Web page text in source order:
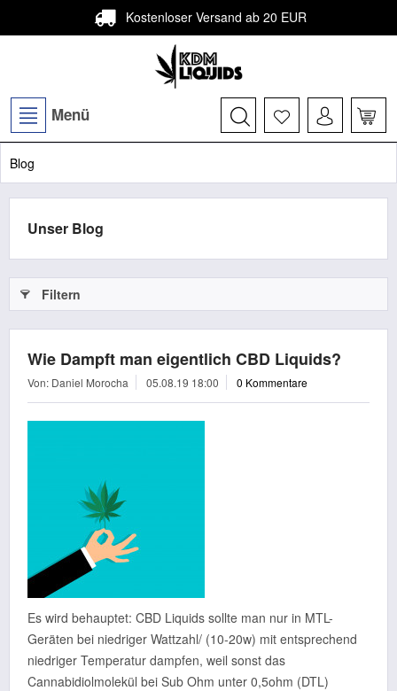
Kostenloser Versand ab 20 EUR
Menü
Blog
Unser Blog
Filtern
Wie Dampft man eigentlich CBD Liquids?
Von: Daniel Morocha 05.08.19 18:00 0 Kommentare
Es wird behauptet: CBD Liquids sollte man nur in MTL-
Geräten bei niedriger Wattzahl/ (10-20w) mit entsprechend
niedriger Temperatur dampfen, weil sonst das
Cannabidiolmolekül bei Sub Ohm unter 0,5ohm (DTL)